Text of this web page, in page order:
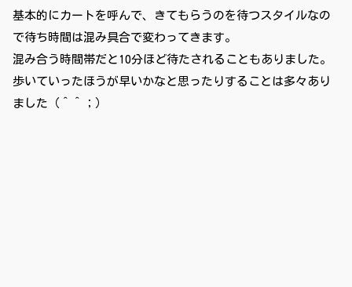
基本的にカートを呼んで、きてもらうのを待つスタイルなの
で待ち時間は混み具合で変わってきます。
混み合う時間帯だと10分ほど待たされることもありました。
歩いていったほうが早いかなと思ったりすることは多々あり
ました（＾＾；）